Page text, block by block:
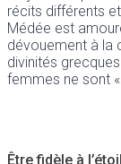
récits différents
Médée est
dévouement à la
divinités
femmes ne sont
Être fidèle à